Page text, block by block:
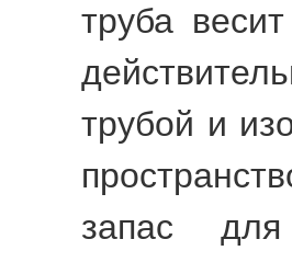
труба
трубой и
запас